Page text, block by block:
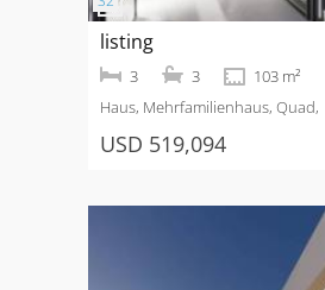
listing
3 3
103 m²
Haus, Mehrfamilienhaus, Quad
USD 519,094